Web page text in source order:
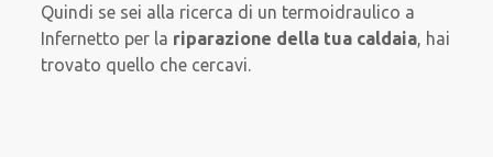
Quindi se sei alla ricerca di un termoidraulico a
Infernetto per la riparazione della tua caldaia, hai
trovato quello che cercavi.